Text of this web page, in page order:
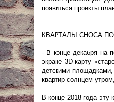
появиться проекты
КВАРТАЛЫ СНОСА
- В конце декабря на
экране 3D-карту
детскими площадками,
квартир солнцем
В конце 2018 года эту